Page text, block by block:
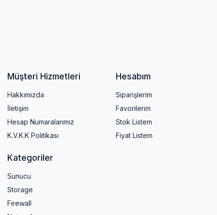
Müşteri Hizmetleri
Hakkımızda
İletişim
Hesap Numaralarımız
K.V.K.K Politikası
Hesabım
Siparişlerim
Favorilerim
Stok Listem
Fiyat Listem
Kategoriler
Sunucu
Storage
Firewall